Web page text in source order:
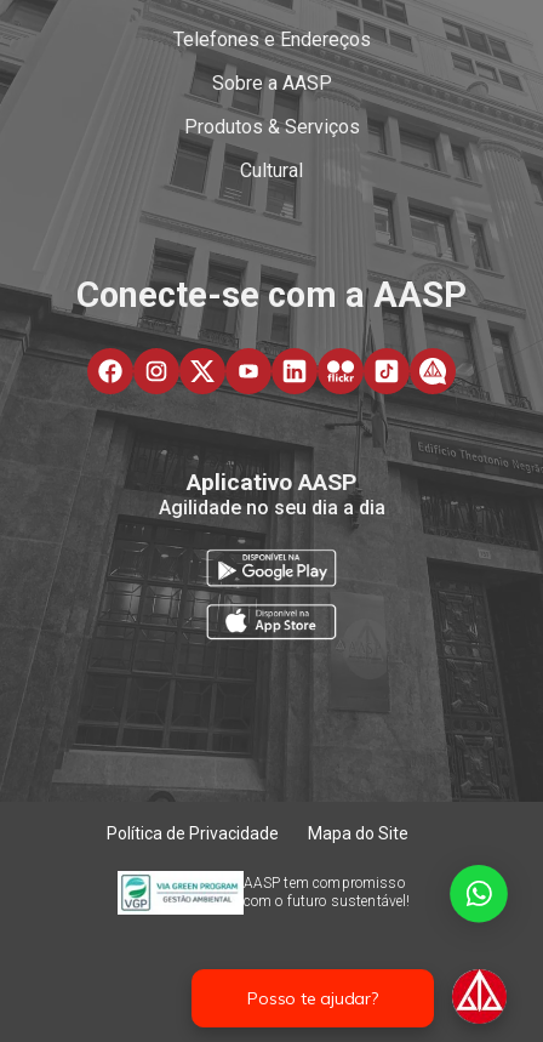
Telefones e Endereços
Sobre a AASP
Produtos & Serviços
Cultural
Conecte-se com a AASP
Aplicativo AASP
Agilidade no seu dia a dia
Política de Privacidade Mapa do Site
AASP tem compromisso
com o futuro sustentável!